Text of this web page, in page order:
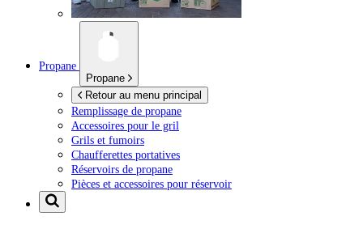
Propane
Propane
Retour au menu principal
Remplissage de propane
Accessoires pour le gril
Grils et fumoirs
Chaufferettes portatives
Réservoirs de propane
Pièces et accessoires pour réservoir